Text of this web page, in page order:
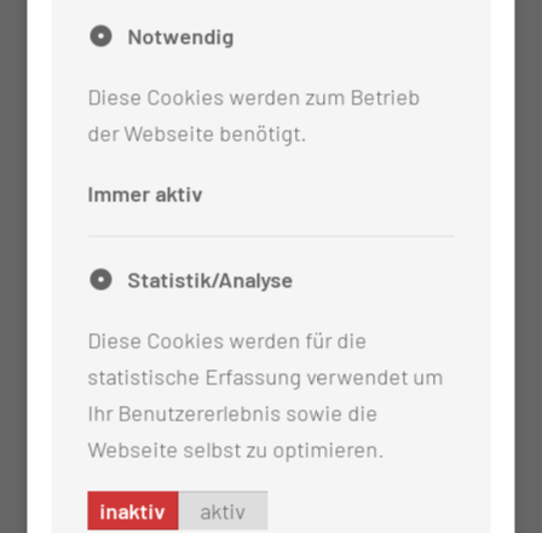
Notwendig
Diese Cookies werden zum Betrieb
der Webseite benötigt.
Immer aktiv
Statistik/Analyse
Diese Cookies werden für die
statistische Erfassung verwendet um
Ihr Benutzererlebnis sowie die
Webseite selbst zu optimieren.
inaktiv aktiv